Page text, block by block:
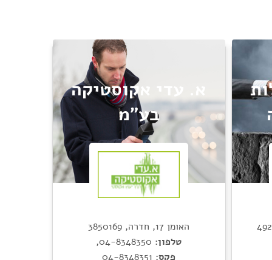
א. עדי אקוסטיקה
בע"מ
האומן 17, חדרה, 3850169
טלפון: 04-8348350
,
פקס: 04-8348351